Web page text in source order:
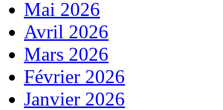
Mai 2026
Avril 2026
Mars 2026
Février 2026
Janvier 2026